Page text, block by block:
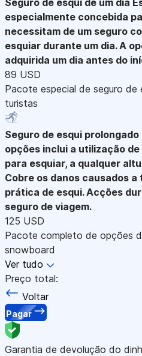
especialmente concebida
necessitam de um seguro
esquiar durante um dia. A
adquirida um dia antes do
89 USD
Pacote especial de seguro de
turistas
Seguro de esqui prolongado
opções inclui a utilização
para esquiar, a qualquer
Cobre os danos causados
prática de esqui. Acções
seguro de viagem.
125 USD
Pacote completo de opções
snowboard
Ver tudo
Preço total:
Voltar
Pagar
Garantia de devolução do